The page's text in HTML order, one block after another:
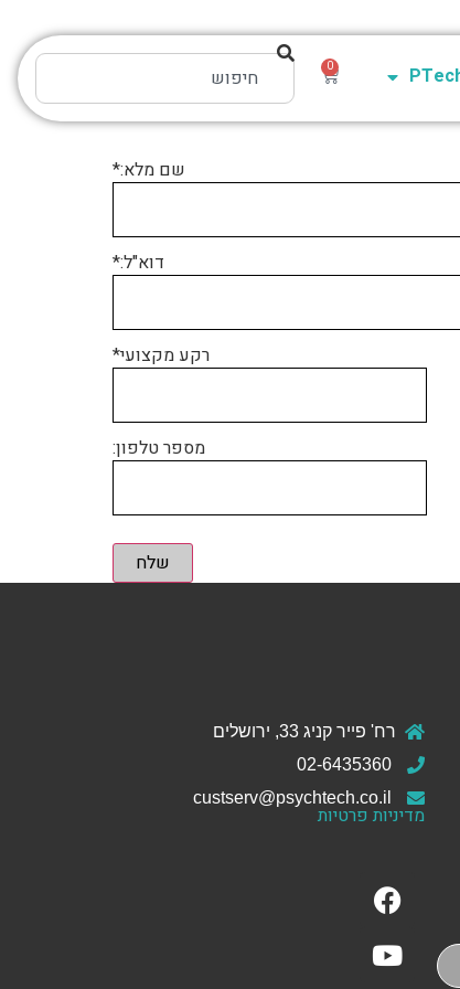
0
שם מלא:*
דוא"ל:*
רקע מקצועי*
מספר טלפון:
שלח
רח' פייר קניג 33, ירושלים
מדיניות פרטיות